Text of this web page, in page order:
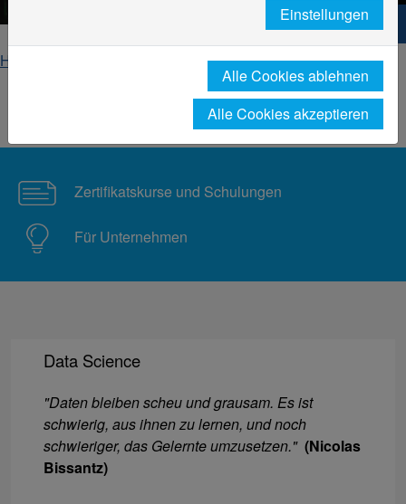
Hochschule Niederrhein. Dein Weg.
Home
Weiterbildung für beruflich Qualifizierte mit hohem
Zertifikatskurse und Schulungen
Für Unternehmen
Data Science
"Daten bleiben scheu und grausam. Es ist
schwierig, aus ihnen zu lernen, und noch
schwieriger, das Gelernte umzusetzen." (Nicolas
Bissantz)
Einstellungen
Alle Cookies ablehnen
Alle Cookies akzeptieren